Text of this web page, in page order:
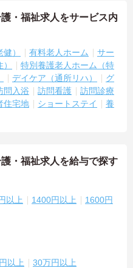
・福祉求人をサービス内
） 有料老人ホーム
サー
特別養護老人ホーム（特
デイケア（通所リハ）
グ
問入浴 訪問看護
訪問診療
住宅地 ショートステイ
養
・福祉求人を給与で探す
以上 1400円以上
1600円
以上 30万円以上